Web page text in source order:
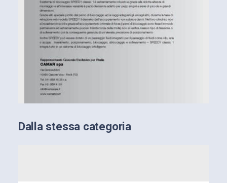
Dalla stessa categoria